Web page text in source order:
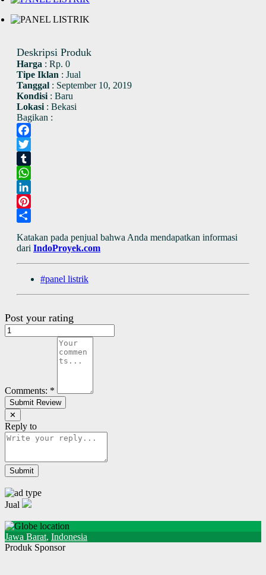
Deskripsi Produk
Harga : Rp. 0
Tipe Iklan : Jual
Tanggal : September 10, 2019
Kondisi : Baru
Lokasi : Bekasi
Bagikan :
Facebook
Twitter
Tumblr
WhatsApp
LinkedIn
Pinterest
Katakan pada penjual bahwa Anda mendapatkan informasi
dari IndoProyek.com
#panel listrik
Post your rating
Comments: *
✕
Reply to
Jual
Jawa Barat, Indonesia
Produk Sponsor